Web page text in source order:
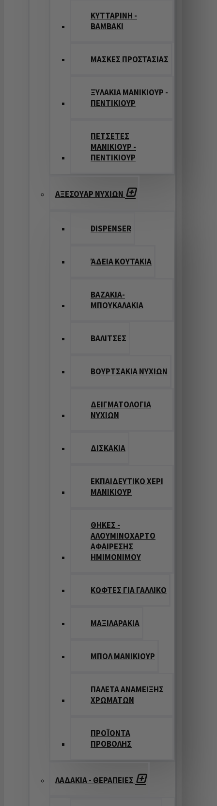
ΚΥΤΤΑΡΙΝΗ -
ΒΑΜΒΑΚΙ
ΜΑΣΚΕΣ ΠΡΟΣΤΑΣΙΑΣ
ΞΥΛΑΚΙΑ ΜΑΝΙΚΙΟΥΡ -
ΠΕΝΤΙΚΙΟΥΡ
ΠΕΤΣΕΤΕΣ
ΜΑΝΙΚΙΟΥΡ -
ΠΕΝΤΙΚΙΟΥΡ
ΑΞΕΣΟΥΑΡ ΝΥΧΙΩΝ
DISPENSER
ΆΔΕΙΑ ΚΟΥΤΑΚΙΑ
ΒΑΖΑΚΙΑ-
ΜΠΟΥΚΑΛΑΚΙΑ
ΒΑΛΙΤΣΕΣ
ΒΟΥΡΤΣΑΚΙΑ ΝΥΧΙΩΝ
ΔΕΙΓΜΑΤΟΛΟΓΙΑ
ΝΥΧΙΩΝ
ΔΙΣΚΑΚΙΑ
ΕΚΠΑΙΔΕΥΤΙΚΟ ΧΕΡΙ
ΜΑΝΙΚΙΟΥΡ
ΘΗΚΕΣ -
ΑΛΟΥΜΙΝΟΧΑΡΤΟ
ΑΦΑΙΡΕΣΗΣ
ΗΜΙΜΟΝΙΜΟΥ
ΚΟΦΤΕΣ ΓΙΑ ΓΑΛΛΙΚΟ
ΜΑΞΙΛΑΡΑΚΙΑ
ΜΠΟΛ ΜΑΝΙΚΙΟΥΡ
ΠΑΛΕΤΑ ΑΝΑΜΕΙΞΗΣ
ΧΡΩΜΑΤΩΝ
ΠΡΟΪΟΝΤΑ
ΠΡΟΒΟΛΗΣ
ΛΑΔΑΚΙΑ - ΘΕΡΑΠΕΙΕΣ